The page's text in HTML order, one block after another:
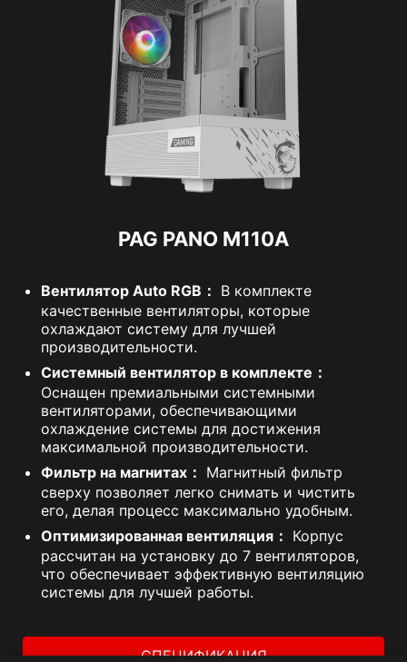
PAG PANO M110A
Вентилятор Auto RGB： В комплекте
качественные вентиляторы, которые
охлаждают систему для лучшей
производительности.
Системный вентилятор в комплекте：
Оснащен премиальными системными
вентиляторами, обеспечивающими
охлаждение системы для достижения
максимальной производительности.
Фильтр на магнитах： Магнитный фильтр
сверху позволяет легко снимать и чистить
его, делая процесс максимально удобным.
Оптимизированная вентиляция： Корпус
рассчитан на установку до 7 вентиляторов,
что обеспечивает эффективную вентиляцию
системы для лучшей работы.
СПЕЦИФИКАЦИЯ